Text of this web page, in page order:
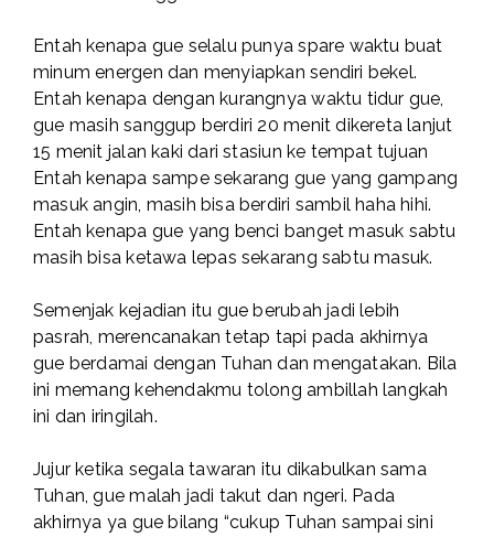
Entah kenapa gue selalu punya spare waktu buat
minum energen dan menyiapkan sendiri bekel.
Entah kenapa dengan kurangnya waktu tidur gue,
gue masih sanggup berdiri 20 menit dikereta lanjut
15 menit jalan kaki dari stasiun ke tempat tujuan
Entah kenapa sampe sekarang gue yang gampang
masuk angin, masih bisa berdiri sambil haha hihi.
Entah kenapa gue yang benci banget masuk sabtu
masih bisa ketawa lepas sekarang sabtu masuk.
Semenjak kejadian itu gue berubah jadi lebih
pasrah, merencanakan tetap tapi pada akhirnya
gue berdamai dengan Tuhan dan mengatakan. Bila
ini memang kehendakmu tolong ambillah langkah
ini dan iringilah.
Jujur ketika segala tawaran itu dikabulkan sama
Tuhan, gue malah jadi takut dan ngeri. Pada
akhirnya ya gue bilang “cukup Tuhan sampai sini